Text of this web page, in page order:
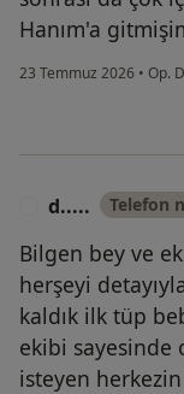
Hanım'a
23 Temmuz 2026 • Op.
d..... Telefon
Bilgen bey ve
herşeyi
kaldık ilk tüp
ekibi sayesinde
isteyen